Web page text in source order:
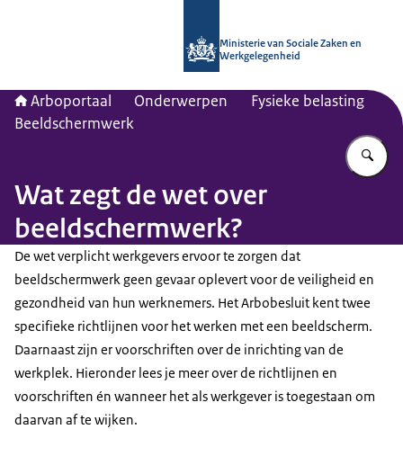
Ministerie van Sociale Zaken en
Werkgelegenheid
Arboportaal Onderwerpen
Fysieke belasting
Beeldschermwerk
Wat zegt de wet over
beeldschermwerk?
De wet verplicht werkgevers ervoor te zorgen dat
beeldschermwerk geen gevaar oplevert voor de veiligheid en
gezondheid van hun werknemers. Het Arbobesluit kent twee
specifieke richtlijnen voor het werken met een beeldscherm.
Daarnaast zijn er voorschriften over de inrichting van de
werkplek. Hieronder lees je meer over de richtlijnen en
voorschriften én wanneer het als werkgever is toegestaan om
daarvan af te wijken.